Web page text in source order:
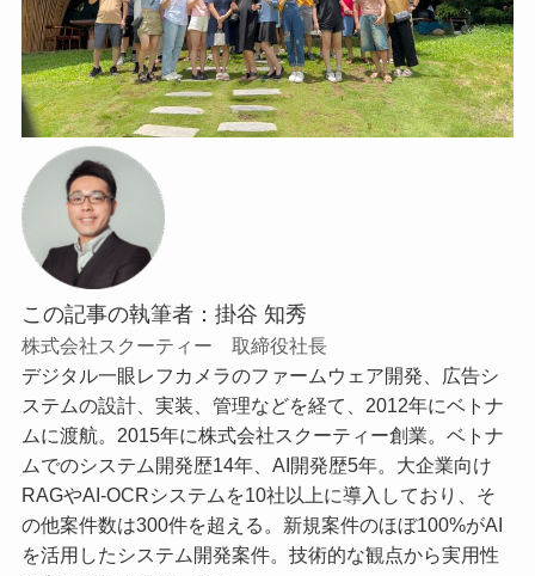
この記事の執筆者：掛谷 知秀
株式会社スクーティー 取締役社長
デジタル一眼レフカメラのファームウェア開発、広告シ
ステムの設計、実装、管理などを経て、2012年にベトナ
ムに渡航。2015年に株式会社スクーティー創業。ベトナ
ムでのシステム開発歴14年、AI開発歴5年。大企業向け
RAGやAI-OCRシステムを10社以上に導入しており、そ
の他案件数は300件を超える。新規案件のほぼ100%がAI
を活用したシステム開発案件。技術的な観点から実用性